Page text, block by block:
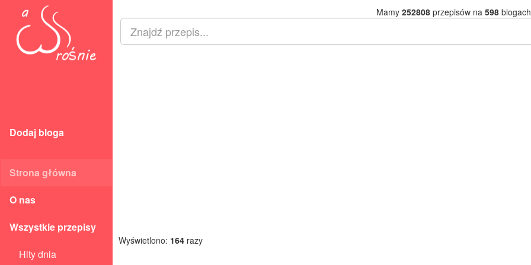
Dodaj bloga
Strona główna
O nas
Wszystkie przepisy
Hity dnia
Mamy 252808przepisów na 598
Wyświetlono: 164 razy